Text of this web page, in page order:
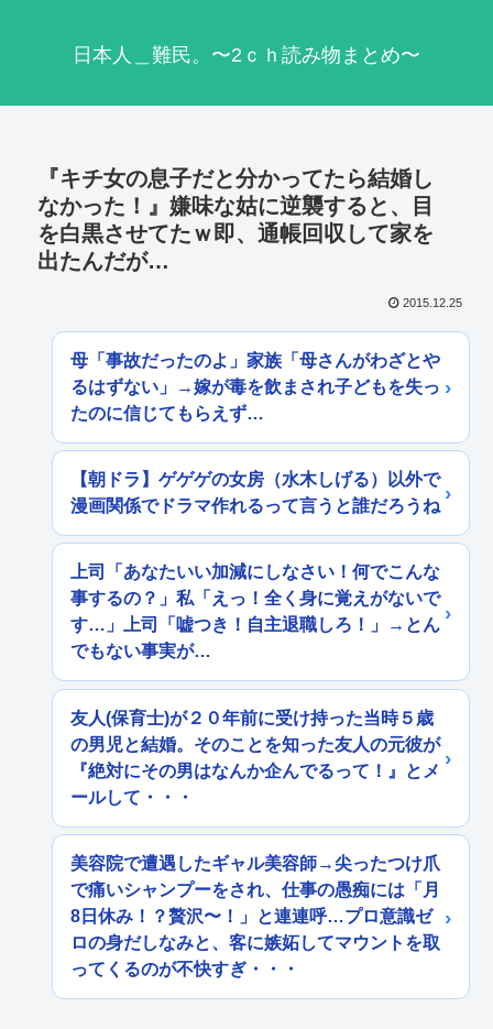
日本人＿難民。〜2ｃｈ読み物まとめ〜
『キチ女の息子だと分かってたら結婚し
なかった！』嫌味な姑に逆襲すると、目
を白黒させてたｗ即、通帳回収して家を
出たんだが…
2015.12.25
母「事故だったのよ」家族「母さんがわざとや
るはずない」→嫁が毒を飲まされ子どもを失っ
たのに信じてもらえず…
【朝ドラ】ゲゲゲの女房（水木しげる）以外で
漫画関係でドラマ作れるって言うと誰だろうね
上司「あなたいい加減にしなさい！何でこんな
事するの？」私「えっ！全く身に覚えがないで
す…」上司「嘘つき！自主退職しろ！」→とん
でもない事実が…
友人(保育士)が２０年前に受け持った当時５歳
の男児と結婚。そのことを知った友人の元彼が
『絶対にその男はなんか企んでるって！』とメ
ールして・・・
美容院で遭遇したギャル美容師→尖ったつけ爪
で痛いシャンプーをされ、仕事の愚痴には「月
8日休み！？贅沢〜！」と連連呼…プロ意識ゼ
ロの身だしなみと、客に嫉妬してマウントを取
ってくるのが不快すぎ・・・